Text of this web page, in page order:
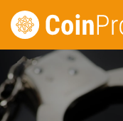
Zum
Inhalt